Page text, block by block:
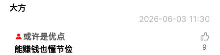
大方
2026-06-03 11:30
或许是优点
能赚钱也懂节俭
9